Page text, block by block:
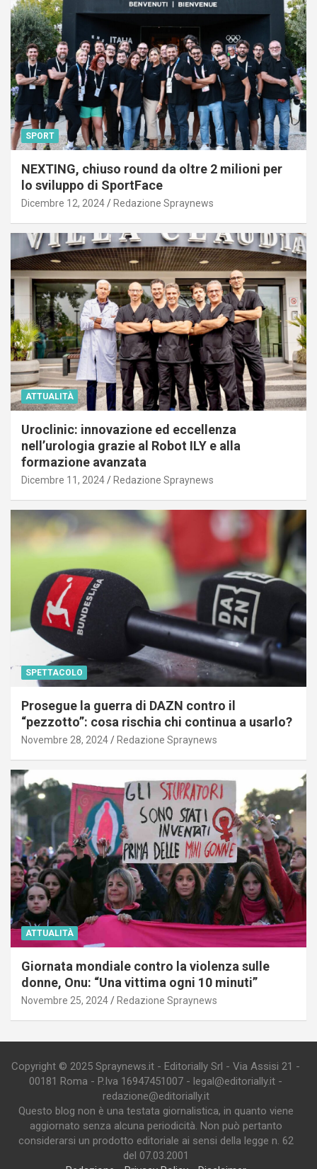
SPORT
NEXTING, chiuso round da oltre 2 milioni per
lo sviluppo di SportFace
Dicembre 12, 2024 Redazione Spraynews
ATTUALITÀ
Uroclinic: innovazione ed eccellenza
nell’urologia grazie al Robot ILY e alla
formazione avanzata
Dicembre 11, 2024 Redazione Spraynews
SPETTACOLO
Prosegue la guerra di DAZN contro il
“pezzotto”: cosa rischia chi continua a usarlo?
Novembre 28, 2024 Redazione Spraynews
ATTUALITÀ
Giornata mondiale contro la violenza sulle
donne, Onu: “Una vittima ogni 10 minuti”
Novembre 25, 2024 Redazione Spraynews
Copyright © 2025 Spraynews.it - Editorially Srl - Via Assisi 21 -
00181 Roma - P.Iva 16947451007 - legal@editorially.it -
redazione@editorially.it
Questo blog non è una testata giornalistica, in quanto viene
aggiornato senza alcuna periodicità. Non può pertanto
considerarsi un prodotto editoriale ai sensi della legge n. 62
del 07.03.2001